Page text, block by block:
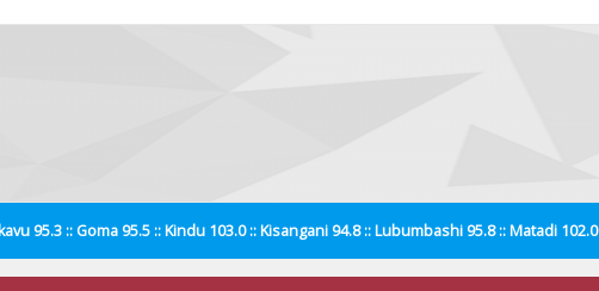
95.3 :: Goma 95.5 :: Kindu 103.0 :: Kisangani 94.8 :: Lubumbashi 95.8 :: Matadi